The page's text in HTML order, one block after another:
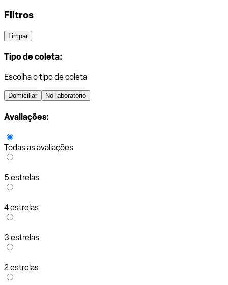
Filtros
Limpar
Tipo de coleta:
Escolha o tipo de coleta
Domiciliar No laboratório
Avaliações:
Todas as avaliações
5 estrelas
4 estrelas
3 estrelas
2 estrelas